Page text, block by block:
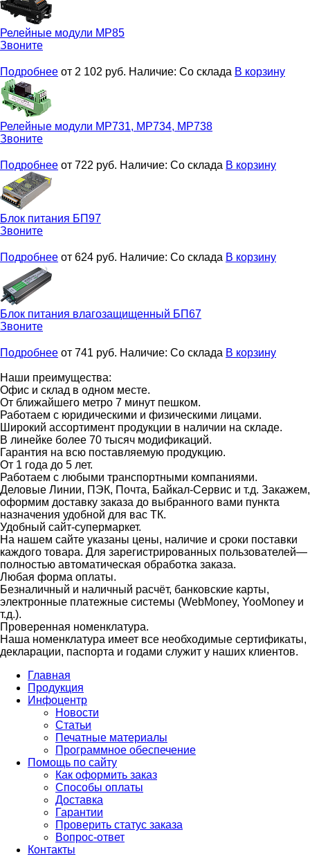
Релейные модули МР85
Звоните
Подробнее от 2 102 руб. Наличие: Со склада В корзину
Релейные модули МР731, МР734, МР738
Звоните
Подробнее от 722 руб. Наличие: Со склада В корзину
Блок питания БП97
Звоните
Подробнее от 624 руб. Наличие: Со склада В корзину
Блок питания влагозащищенный БП67
Звоните
Подробнее от 741 руб. Наличие: Со склада В корзину
Наши преимущества:
Офис и склад в одном месте.
От ближайшего метро 7 минут пешком.
Работаем с юридическими и физическими лицами.
Широкий ассортимент продукции в наличии на складе.
В линейке более 70 тысяч модификаций.
Гарантия на всю поставляемую продукцию.
От 1 года до 5 лет.
Работаем с любыми транспортными компаниями.
Деловые Линии, ПЭК, Почта, Байкал-Сервис и т.д. Закажем,
оформим доставку заказа до выбранного вами пункта
назначения удобной для вас ТК.
Удобный сайт-супермаркет.
На нашем сайте указаны цены, наличие и сроки поставки
каждого товара. Для зарегистрированных пользователей—
полностью автоматическая обработка заказа.
Любая форма оплаты.
Безналичный и наличный расчёт, банковские карты,
электронные платежные системы (WebMoney, YooMoney и
т.д.).
Проверенная номенклатура.
Наша номенклатура имеет все необходимые сертификаты,
декларации, паспорта и годами служит у наших клиентов.
Главная
Продукция
Инфоцентр
Новости
Статьи
Печатные материалы
Программное обеспечение
Помощь по сайту
Как оформить заказ
Способы оплаты
Доставка
Гарантии
Проверить статус заказа
Вопрос-ответ
Контакты